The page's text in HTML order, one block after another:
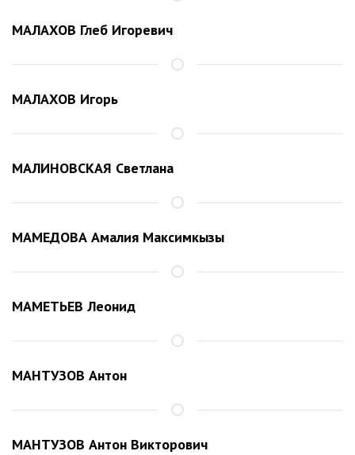
МАЛАХОВ Глеб Игоревич
МАЛАХОВ Игорь
МАЛИНОВСКАЯ Светлана
МАМЕДОВА Амалия Максимкызы
МАМЕТЬЕВ Леонид
МАНТУЗОВ Антон
МАНТУЗОВ Антон Викторович